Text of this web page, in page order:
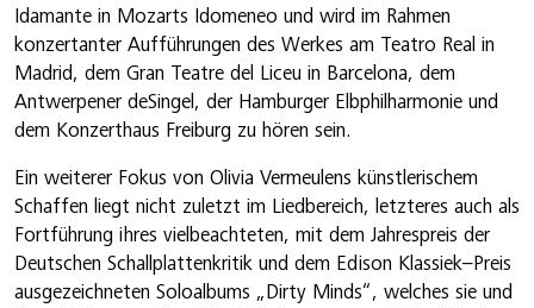
Idamante in Mozarts Idomeneo und wird im Rahmen
konzertanter Aufführungen des Werkes am Teatro Real in
Madrid, dem Gran Teatre del Liceu in Barcelona, dem
Antwerpener deSingel, der Hamburger Elbphilharmonie und
dem Konzerthaus Freiburg zu hören sein.
Ein weiterer Fokus von Olivia Vermeulens künstlerischem
Schaffen liegt nicht zuletzt im Liedbereich, letzteres auch als
Fortführung ihres vielbeachteten, mit dem Jahrespreis der
Deutschen Schallplattenkritik und dem Edison Klassiek–Preis
ausgezeichneten Soloalbums „Dirty Minds“, welches sie und